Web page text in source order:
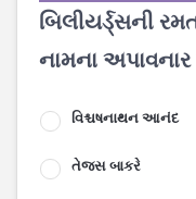
બિલીયર્ડ્સની
નામના
વિશ્ચષનાથન આનંદ
તેજસ બાકરે